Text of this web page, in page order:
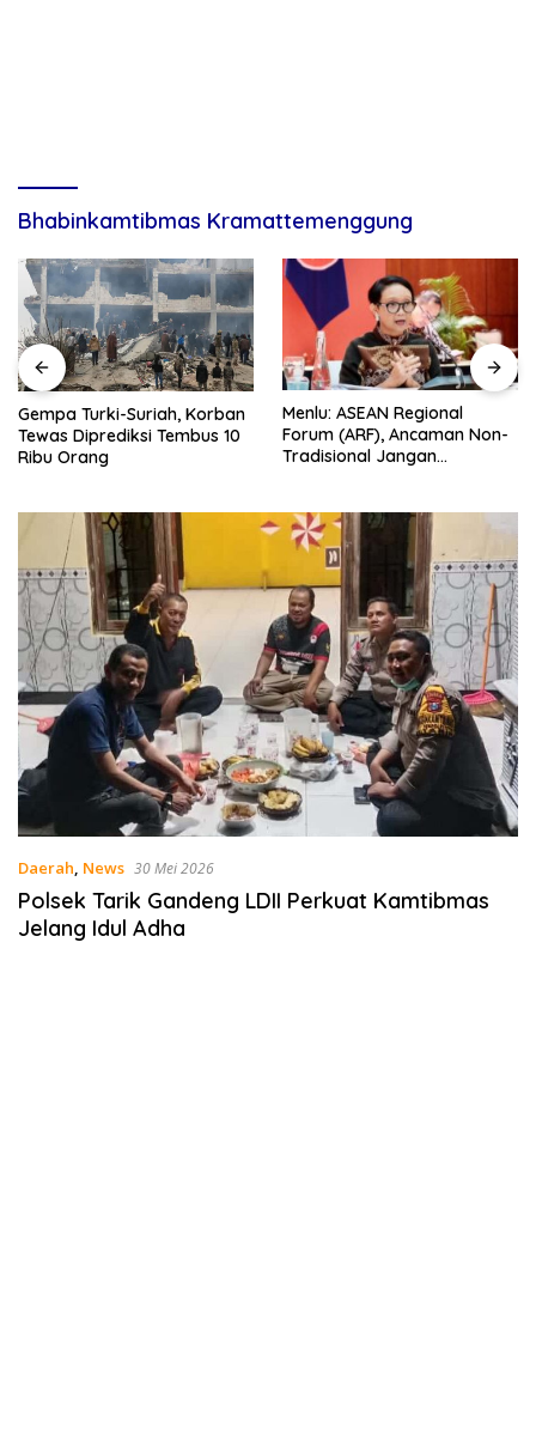
Bhabinkamtibmas Kramattemenggung
Gempa Turki-Suriah, Korban
Tewas Diprediksi Tembus 10
Ribu Orang
Menlu: ASEAN Regional
Forum (ARF), Ancaman Non-
Tradisional Jangan
Daerah, News 30 Mei 2026
Polsek Tarik Gandeng LDII Perkuat Kamtibmas
Jelang Idul Adha